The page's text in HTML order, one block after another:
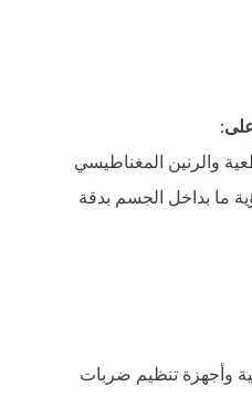
:
والرنين المغناطيسي
ما بداخل الجسم بدقة
وأجهزة تنظيم ضربات